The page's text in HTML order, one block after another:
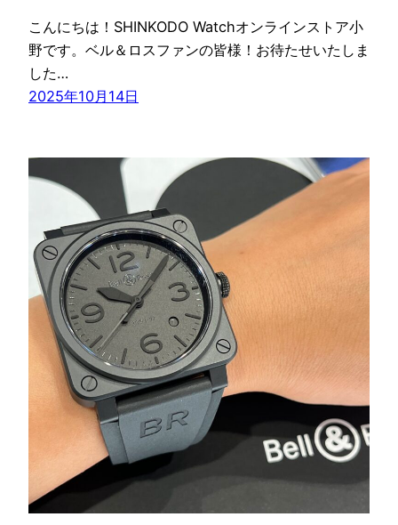
こんにちは！SHINKODO Watchオンラインストア小
野です。ベル＆ロスファンの皆様！お待たせいたしま
した…
2025年10月14日